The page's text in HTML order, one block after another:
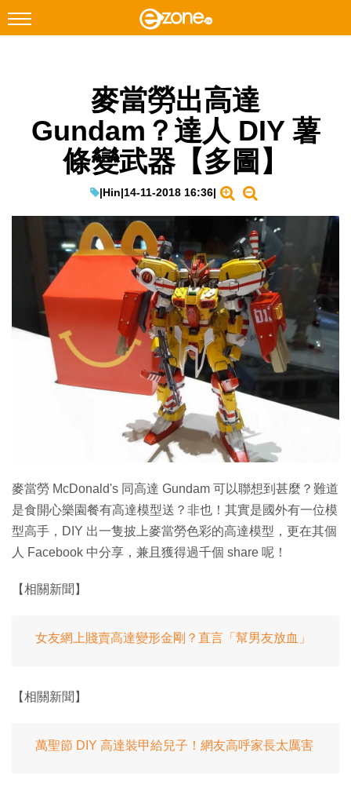
Instagram
科技焦點
教學評測
IT Times
生成式AI與雲端應用
Enterprise Digital Transformation
麥當勞出高達
Gundam？達人 DIY 薯
條變武器【多圖】
|Hin|14-11-2018 16:36|
麥當勞 McDonald's 同高達 Gundam 可以聯想到甚麼？難道
是食開心樂園餐有高達模型送？非也！其實是國外有一位模
型高手，DIY 出一隻披上麥當勞色彩的高達模型，更在其個
人 Facebook 中分享，兼且獲得過千個 share 呢！
【相關新聞】
女友網上賤賣高達變形金剛？直言「幫男友放血」
【相關新聞】
萬聖節 DIY 高達裝甲給兒子！網友高呼家長太厲害